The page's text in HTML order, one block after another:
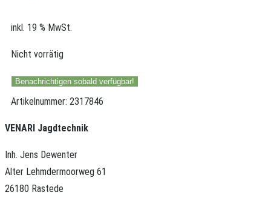
inkl. 19 % MwSt.
Nicht vorrätig
Benachrichtigen sobald verfügbar!
Artikelnummer: 2317846
VENARI Jagdtechnik
Inh. Jens Dewenter
Alter Lehmdermoorweg 61
26180 Rastede